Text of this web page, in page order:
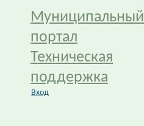
Муниципальный
портал
Техническая
поддержка
Вход